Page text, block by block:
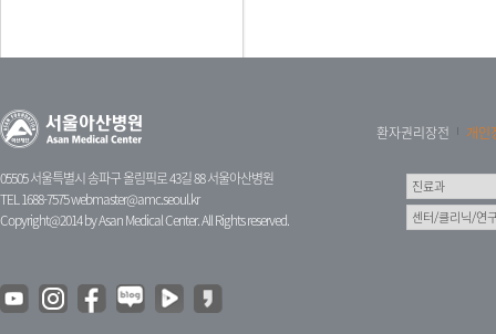
05505 서울특별시 송파구 올림픽로 43길 88 서울아산병원
TEL 1688-7575webmaster@amc.seoul.kr
Copyright@2014 by Asan Medical Center. All Rights reserved.
환자권리장전 개인